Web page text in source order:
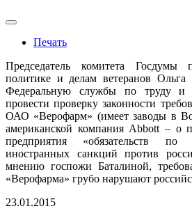
Печать
Председатель комитета Госдумы
политике и делам ветеранов Ольга
Федеральную службы по труду и
провести проверку законности
ОАО «Верофарм» (имеет заводы в
американской компания Abbott – о
предприятия «обязательств
иностранных санкций против
мнению госпожи Баталиной,
«Верофарма» грубо нарушают
23.01.2015